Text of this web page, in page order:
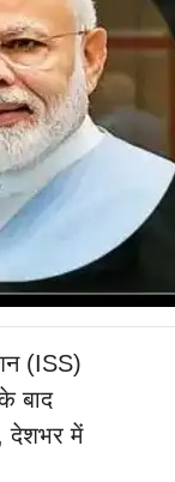
(ISS)
बाद
देशभर में